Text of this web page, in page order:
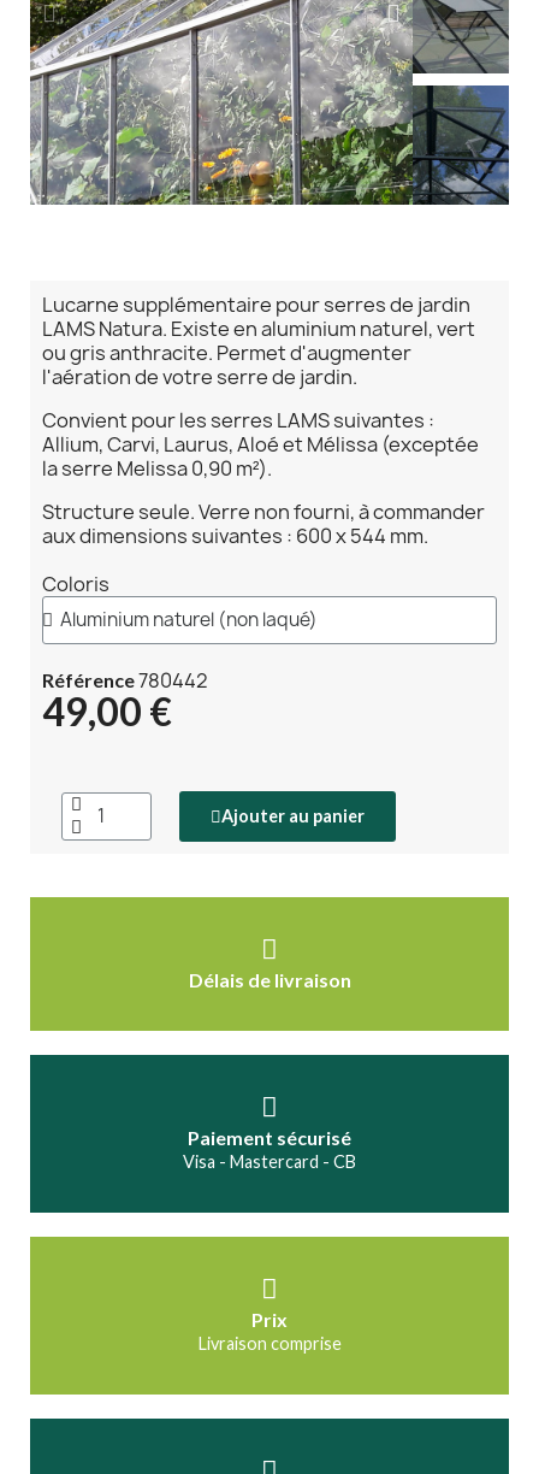
Lucarne supplémentaire pour serres de jardin
LAMS Natura. Existe en aluminium naturel, vert
ou gris anthracite. Permet d'augmenter
l'aération de votre serre de jardin.
Convient pour les serres LAMS suivantes :
Allium, Carvi, Laurus, Aloé et Mélissa (exceptée
la serre Melissa 0,90 m²).
Structure seule. Verre non fourni, à commander
aux dimensions suivantes : 600 x 544 mm.
Coloris
Référence780442
49,00 €
Ajouter au panier
Délais de livraison
Paiement sécurisé
Visa - Mastercard - CB
Prix
Livraison comprise